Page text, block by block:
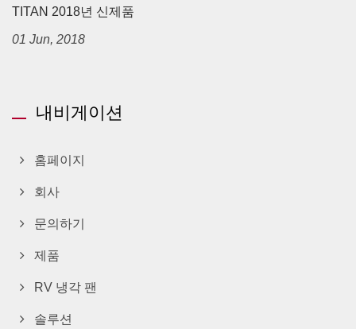
TITAN 2018년 신제품
01 Jun, 2018
내비게이션
홈페이지
회사
문의하기
제품
RV 냉각 팬
솔루션